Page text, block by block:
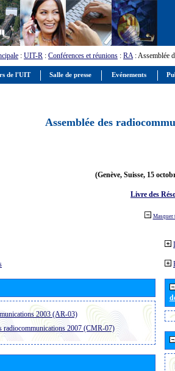
: UIT-R : Conférences et réunions : RA: Assemblée
Assemblée des
(Genève, Suisse, 15
Livre des
Masquer
2003 (AR-03)
radiocommunications 2007 (CMR-07)
de l'UIT Salle de presse Evénements